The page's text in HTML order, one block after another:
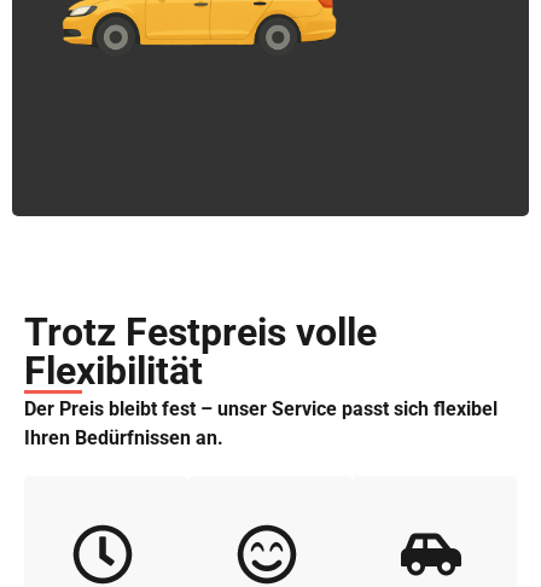
Trotz Festpreis volle
Flexibilität
Der Preis bleibt fest – unser Service passt sich flexibel
Ihren Bedürfnissen an.